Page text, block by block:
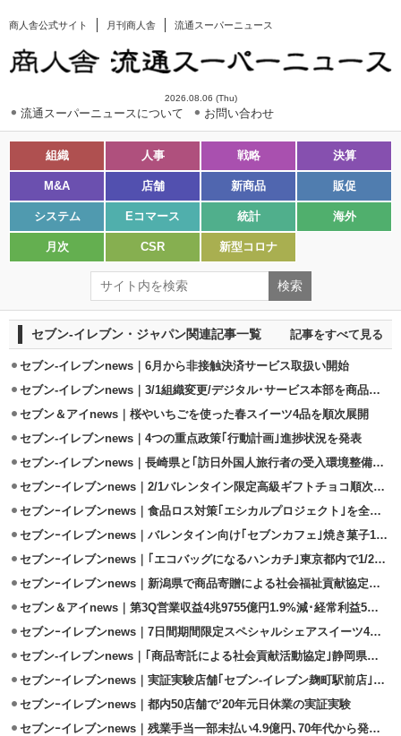
商人舎公式サイト 月刊商人舎 流通スーパーニュース
2026.08.06 (Thu)
流通スーパーニュースについて お問い合わせ
組織 人事 戦略 決算
M&A 店舗 新商品 販促
システム Eコマース 統計 海外
月次 CSR 新型コロナ
セブン‐イレブン・ジャパン関連記事一覧 記事をすべて見る
セブン-イレブンnews｜6月から非接触決済サービス取扱い開始
セブン-イレブンnews｜3/1組織変更/デジタル･サービス本部を商品部に統合
セブン＆アイnews｜桜やいちごを使った春スイーツ4品を順次展開
セブン-イレブンnews｜4つの重点政策｢行動計画｣進捗状況を発表
セブン-イレブンnews｜長崎県と｢訪日外国人旅行者の受入環境整備協定｣締結
セブンｰイレブンnews｜2/1バレンタイン限定高級ギフトチョコ順次発売
セブンｰイレブンnews｜食品ロス対策｢エシカルプロジェクト｣を全国展開
セブンｰイレブンnews｜バレンタイン向け｢セブンカフェ｣焼き菓子1/21発売
セブンｰイレブンnews｜｢エコバッグになるハンカチ｣東京都内で1/21販売開始
セブンｰイレブンnews｜新潟県で商品寄贈による社会福祉貢献協定を締結
セブン＆アイnews｜第3Q営業収益4兆9755億円1.9%減･経常利益5%増
セブンｰイレブンnews｜7日間期間限定スペシャルシェアスイーツ4品を発売
セブン-イレブンnews｜｢商品寄託による社会貢献活動協定｣静岡県と締結
セブンｰイレブンnews｜実証実験店舗｢セブン‐イレブン麹町駅前店｣12/12開店
セブンｰイレブンnews｜都内50店舗で’20年元日休業の実証実験
セブンｰイレブンnews｜残業手当一部未払い4.9億円､70年代から発生か?!